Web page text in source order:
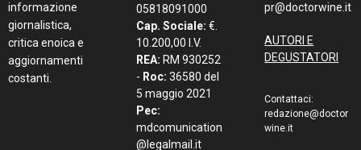
informazione
giornalistica,
critica enoica e
aggiornamenti
costanti.
05818091000
Cap. Sociale: €.
10.200,00 I.V.
REA: RM 930252
- Roc: 36580 del
5 maggio 2021
Pec:
mdcomunication
@legalmail.it
pr@doctorwine.it
AUTORI E
DEGUSTATORI
Contattaci:
redazione@doctor
wine.it